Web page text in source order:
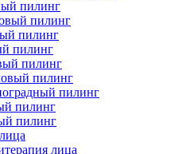
пилинг
пилинг
пилинг
пилинг
пилинг
пилинг
пилинг
пилинг
пилинг
лица